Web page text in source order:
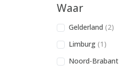
Waar
Gelderland (2)
Limburg (1)
Noord-Brabant